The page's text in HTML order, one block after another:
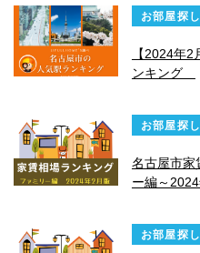
お部屋探
【2024年
ンキング
お部屋探
名古屋市家
ー編～
お部屋探